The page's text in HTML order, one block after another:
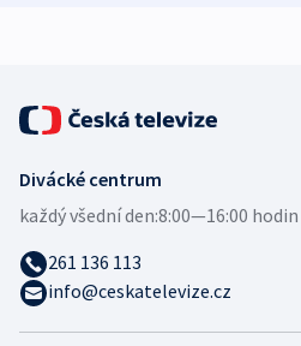
Divácké centrum
každý všední den:8:00—16:00 hodin
261 136 113
info@ceskatelevize.cz